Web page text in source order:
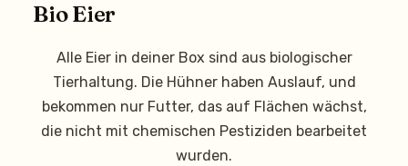
Bio Eier
Alle Eier in deiner Box sind aus biologischer
Tierhaltung. Die Hühner haben Auslauf, und
bekommen nur Futter, das auf Flächen wächst,
die nicht mit chemischen Pestiziden bearbeitet
wurden.